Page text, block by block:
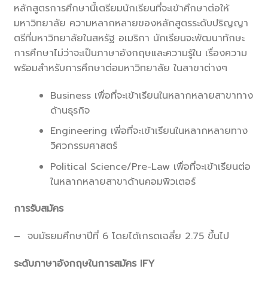
หลักสูตรการศึกษานี้เตรียมนักเรียนที่จะเข้าศึกษาต่อให้
มหาวิทยาลัย ความหลากหลายของหลักสูตรระดับปริญญา
ตรีที่มหาวิทยาลัยในสหรัฐ อเมริกา นักเรียนจะพัฒนาทักษะ
การศึกษาไม่ว่าจะเป็นภาษาอังกฤษและความรู้ใน เรื่องความ
พร้อมสำหรับการศึกษาต่อมหาวิทยาลัย ในสาขาต่างๆ
Business เพื่อที่จะเข้าเรียนในหลากหลายสาขาทาง
ด้านธุรกิจ
Engineering เพี่อที่จะเข้าเรียนในหลากหลายทาง
วิศวกรรมศาสตร์
Political Science/Pre-Law เพื่อที่จะเข้าเรียนต่อ
ในหลากหลายสาขาด้านคอมพิวเตอร์
การรับสมัคร
– จบมัธยมศึกษาปีที่ 6 โดยได้เกรดเฉลี่ย 2.75 ขึ้นไป
ระดับภาษาอังกฤษในการสมัคร IFY